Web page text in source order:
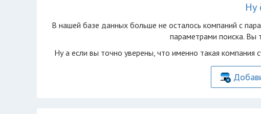
Ну
В нашей базе данных больше не осталоcь компаний с
параметрами поиска. Вы
Ну а если вы точно уверены, что именно такая